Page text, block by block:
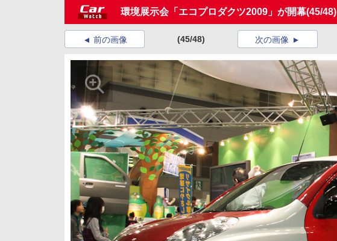
環境展示会「エコプロダクツ2009」が開幕(45/48)
前の画像 (45/48) 次の画像